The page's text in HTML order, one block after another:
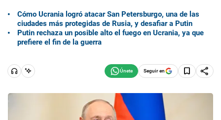
Cómo Ucrania logró atacar San Petersburgo, una de las
ciudades más protegidas de Rusia, y desafiar a Putin
Putin rechaza un posible alto el fuego en Ucrania, ya que
prefiere el fin de la guerra
Seguir en